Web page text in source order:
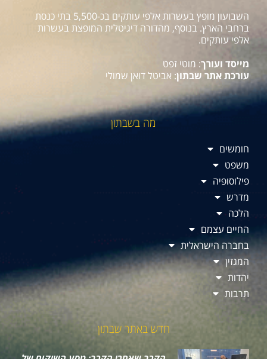
השבועון מופץ בעשרות אלפי עותקים בכ-5,500 בתי כנסת
ברחבי הארץ. בנוסף, מהדורה דיגיטלית המופצת בעשרות
אלפי עותקים.
מייסד ועורך: מוטי זפט
עורכת אתר שבתון: אביטל דואן שמולי
מה בשבתון
חומשים
משפט
פילוסופיה
מדרש
הלכה
החיים עצמם
בחברה הישראלית
המגזין
יהדות
תרבות
חדש באתר שבתון